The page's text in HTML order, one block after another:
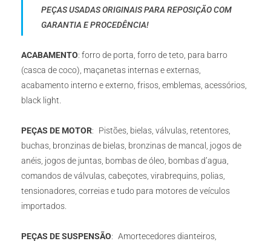
PEÇAS USADAS ORIGINAIS PARA REPOSIÇÃO COM
GARANTIA E PROCEDÊNCIA!
ACABAMENTO: forro de porta, forro de teto, para barro
(casca de coco), maçanetas internas e externas,
acabamento interno e externo, frisos, emblemas, acessórios,
black light.
PEÇAS DE MOTOR: Pistões, bielas, válvulas, retentores,
buchas, bronzinas de bielas, bronzinas de mancal, jogos de
anéis, jogos de juntas, bombas de óleo, bombas d’agua,
comandos de válvulas, cabeçotes, virabrequins, polias,
tensionadores, correias e tudo para motores de veículos
importados.
PEÇAS DE SUSPENSÃO: Amortecedores dianteiros,